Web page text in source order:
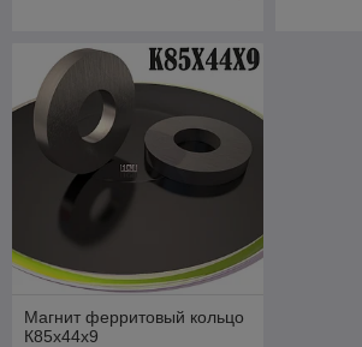
Магнит ферритовый кольцо
К85х44х9